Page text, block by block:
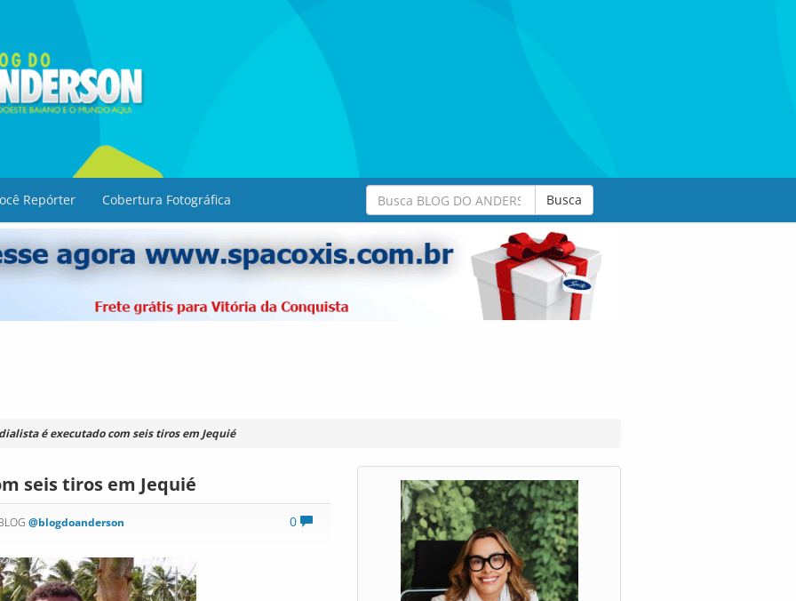
Repórter Cobertura Fotográfica Busca
é executado com seis tiros em Jequié
seis tiros em Jequié
0
@blogdoanderson